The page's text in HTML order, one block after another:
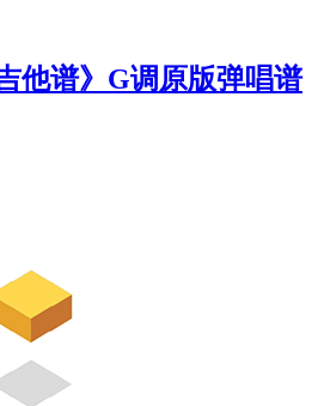
他谱》G调原版弹唱谱